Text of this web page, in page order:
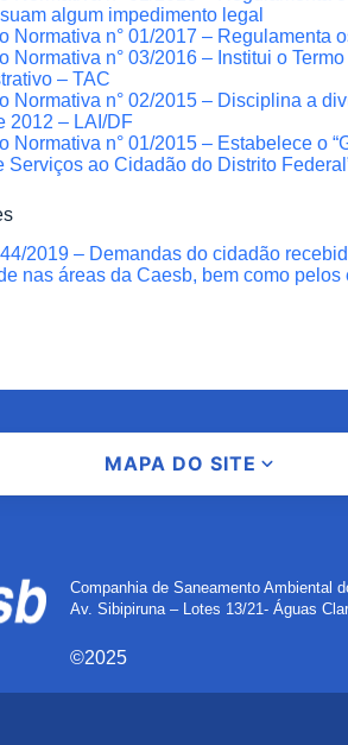
algum impedimento legal
Normativa n° 01/2017 –
Normativa n° 03/2016 – Institui o
– TAC
Normativa n° 02/2015 – Disciplina a
2012 – LAI/DF
Normativa n° 01/2015 – Estabelece o
Serviços ao Cidadão do Distrito
2019 – Demandas do cidadão
nas áreas da Caesb, bem como pelos
MAPA DO SITE
Companhia de Saneamento Ambiental
Av. Sibipiruna – Lotes 13/21- Águas
©2025